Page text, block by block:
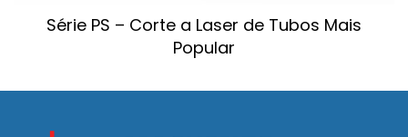
Série PS – Corte a Laser de Tubos Mais
Popular